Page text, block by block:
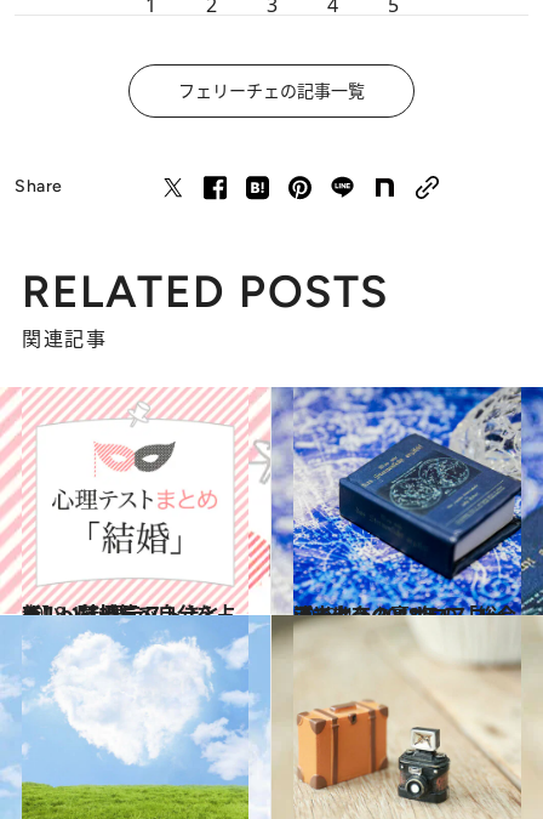
フェリーチェの記事一覧
Share
RELATED POSTS
関連記事
2018.1.1
新しい気持ちで自分を占う！ 【心理テストまとめ】～結婚篇～
占い 2018.4.1
流光七奈の裏ホロスコープで占う 2018年の「総合運」は？
ライフスタイル